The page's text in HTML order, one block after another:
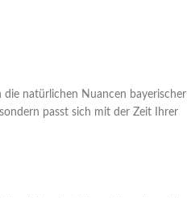
natürlichen Nuancen bayerischer
passt sich mit der Zeit Ihrer